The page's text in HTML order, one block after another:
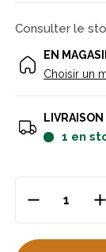
Consulter le
EN
Choisir un
1 en